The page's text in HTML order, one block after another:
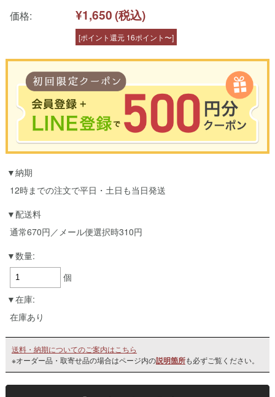
供 手元供養 お供え物 かわいい モダン 家庭用
価格: ¥1,650(税込)
[ポイント還元 16ポイント〜]
LINEのアカウントを使って簡単に会員登録＆ログインすることも可能です。
納期
12時までの注文で平日・土日も当日発送
配送料
通常670円／メール便選択時310円
数量:
個
在庫:
在庫あり
送料・納期についてのご案内はこちら
※オーダー品・取寄せ品の場合はページ内の説明箇所も必ずご覧ください。